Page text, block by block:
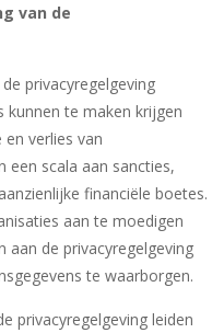
van de
privacyregelgeving
kunnen te maken krijgen
verlies van
een scala aan sancties,
financiële boetes.
aan te moedigen
de privacyregelgeving
te waarborgen.
privacyregelgeving leiden